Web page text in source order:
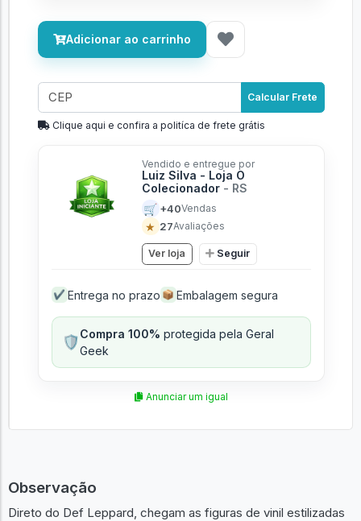
Adicionar ao carrinho
Calcular Frete
Clique aqui e confira a politíca de frete grátis
Vendido e entregue por
Luiz Silva - Loja O
Colecionador - RS
🛒 +40Vendas
★ 27Avaliações
Ver loja Seguir
✔ Entrega no prazo 📦 Embalagem segura
🛡️Compra 100% protegida pela Geral
Geek
Anunciar um igual
Observação
Direto do Def Leppard, chegam as figuras de vinil estilizadas